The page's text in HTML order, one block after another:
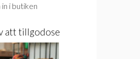
i butiken
att tillgodose